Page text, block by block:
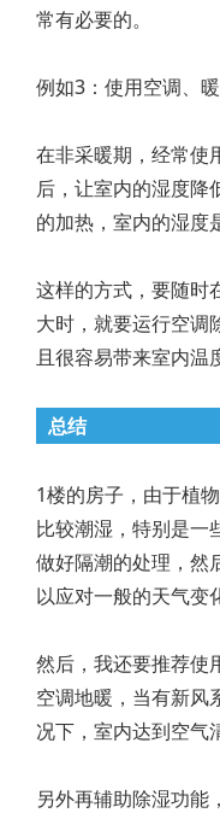
常有必要的。
例如3：使用空调、
在非采暖期，经常使
后，让室内的湿度降
的加热，室内的湿度
这样的方式，要随时
大时，就要运行空调
且很容易带来室内温
总结
1楼的房子，由于植
比较潮湿，特别是一
做好隔潮的处理，然
以应对一般的天气变
然后，我还要推荐使
空调地暖，当有新风
况下，室内达到空气
另外再辅助除湿功能